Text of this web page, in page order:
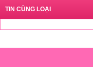
TIN CÙNG LOẠI